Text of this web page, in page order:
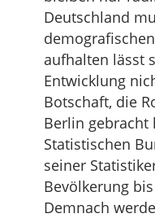
Deutschland
aufhalten lässt
Entwicklung
Botschaft, die
Berlin gebracht
Statistischen
seiner
Bevölkerung
Demnach